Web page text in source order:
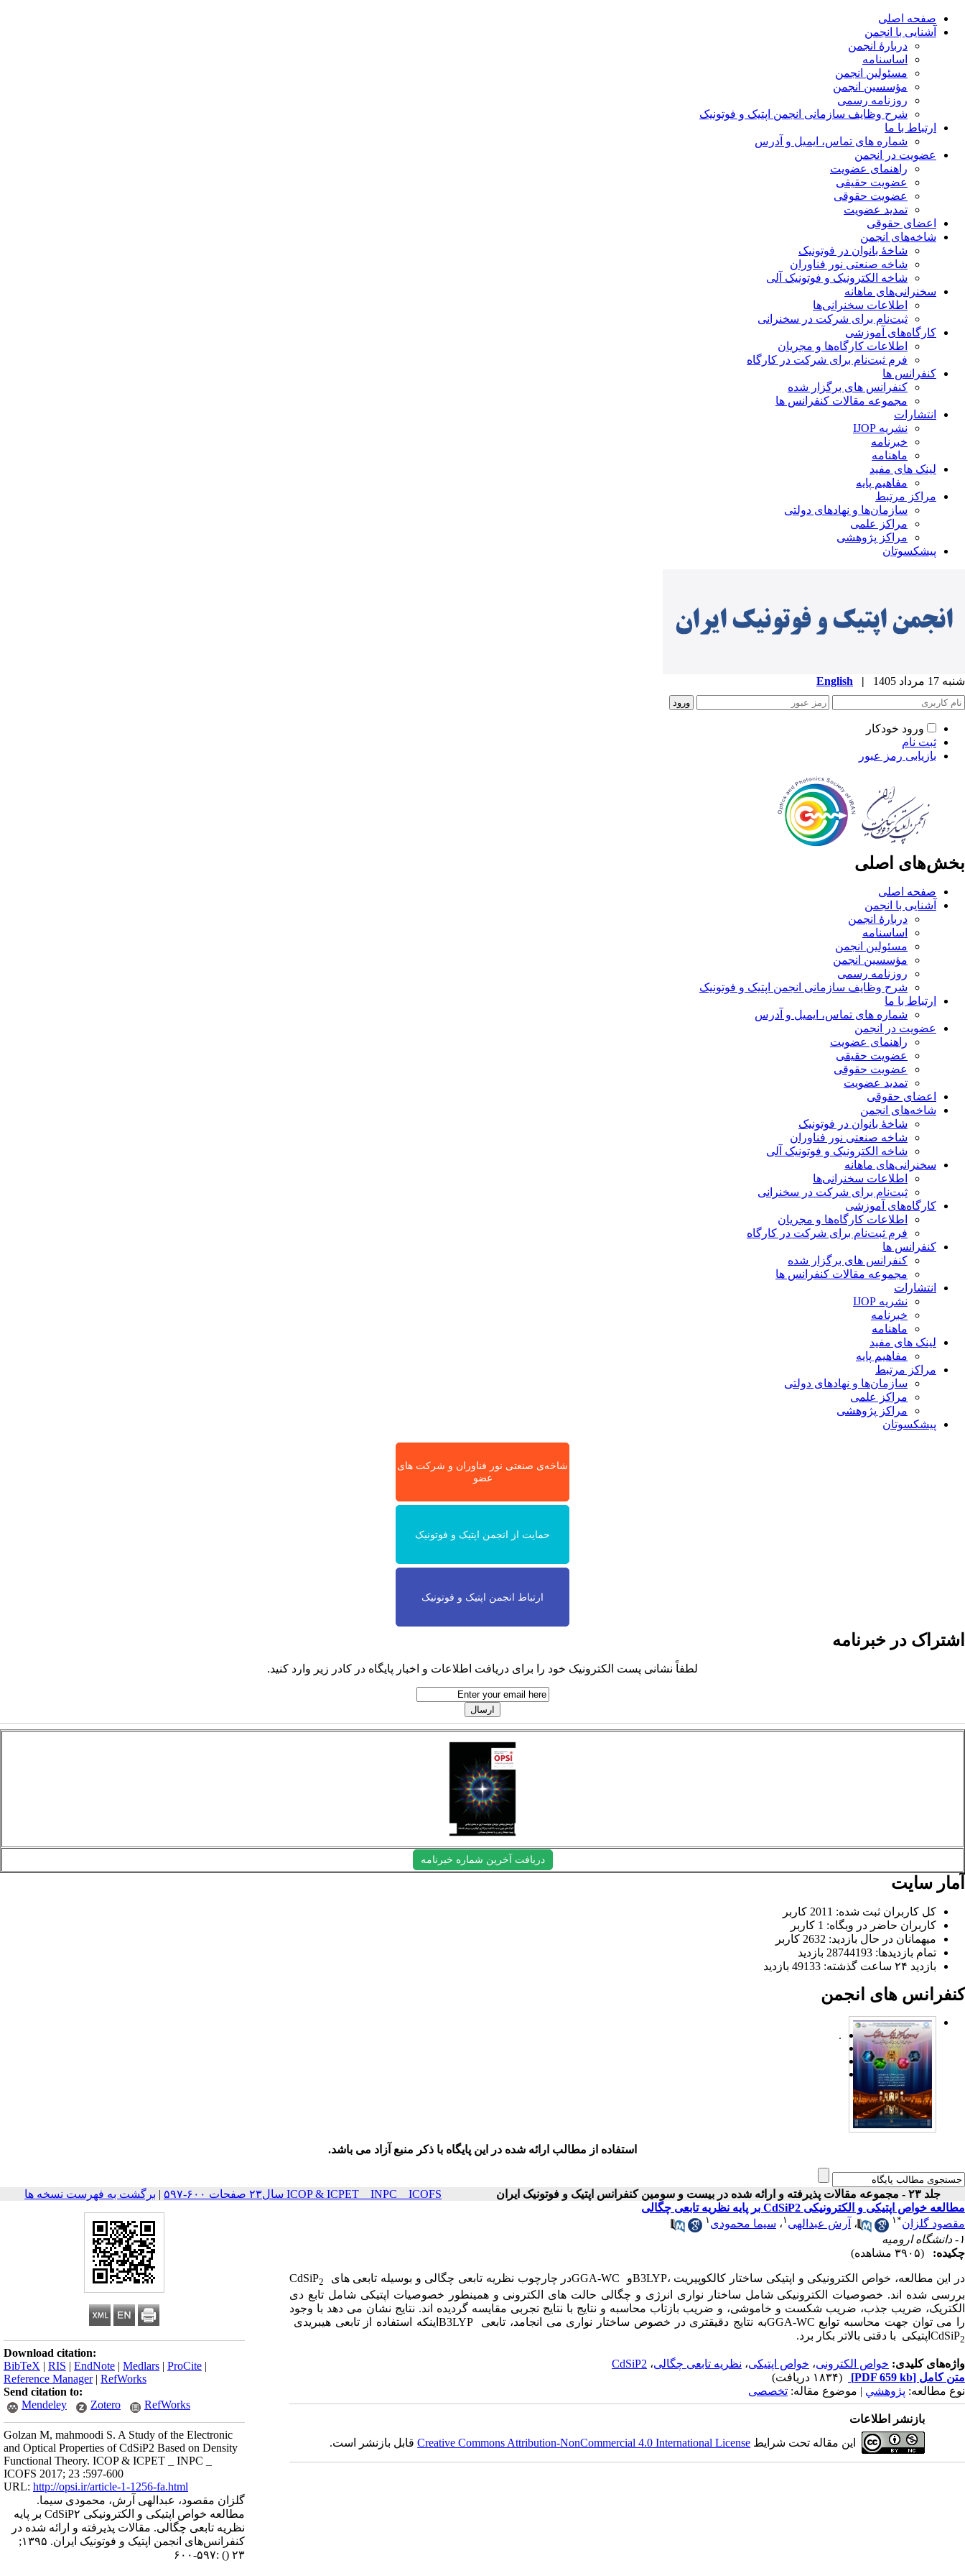
صفحه اصلی
آشنایی با انجمن
دربارۀ انجمن
اساسنامه
مسئولین انجمن
مؤسسین انجمن
روزنامه رسمی
شرح وظایف سازمانی انجمن اپتیک و فوتونیک
ارتباط با ما
شماره های تماس، ایمیل و آدرس
عضویت در انجمن
راهنمای عضویت
عضویت حقیقی
عضویت حقوقی
تمدید عضویت
اعضای حقوقی
شاخه‌های انجمن
شاخۀ بانوان در فوتونیک
شاخه صنعتی نور فناوران
شاخه‌ الکترونیک و فوتونیک آلی
سخنرانی‌های ماهانه
اطلاعات سخنرانی‌‌ها
ثبت‌نام برای شرکت در سخنرانی
کارگاه‌های آموزشی
اطلاعات کارگاه‌ها و مجریان
فرم ثبت‌نام برای شرکت در کارگاه
کنفرانس ها
کنفرانس های برگزار شده
مجموعه مقالات کنفرانس ها
انتشارات
نشریه IJOP
خبرنامه
ماهنامه
لینک های مفید
مفاهیم پایه
مراکز مرتبط
سازمان‌ها و نهادهای دولتی
مراکز علمی
مراکز پژوهشی
پیشکسوتان
شنبه 17 مرداد 1405 |
English
ورود خودکار
ثبت نام
بازیابی رمز عبور
بخش‌های اصلی
صفحه اصلی
آشنایی با انجمن
دربارۀ انجمن
اساسنامه
مسئولین انجمن
مؤسسین انجمن
روزنامه رسمی
شرح وظایف سازمانی انجمن اپتیک و فوتونیک
ارتباط با ما
شماره های تماس، ایمیل و آدرس
عضویت در انجمن
راهنمای عضویت
عضویت حقیقی
عضویت حقوقی
تمدید عضویت
اعضای حقوقی
شاخه‌های انجمن
شاخۀ بانوان در فوتونیک
شاخه صنعتی نور فناوران
شاخه‌ الکترونیک و فوتونیک آلی
سخنرانی‌های ماهانه
اطلاعات سخنرانی‌‌ها
ثبت‌نام برای شرکت در سخنرانی
کارگاه‌های آموزشی
اطلاعات کارگاه‌ها و مجریان
فرم ثبت‌نام برای شرکت در کارگاه
کنفرانس ها
کنفرانس های برگزار شده
مجموعه مقالات کنفرانس ها
انتشارات
نشریه IJOP
خبرنامه
ماهنامه
لینک های مفید
مفاهیم پایه
مراکز مرتبط
سازمان‌ها و نهادهای دولتی
مراکز علمی
مراکز پژوهشی
پیشکسوتان
شاخه‌ی صنعتی نور فناوران و شرکت های
عضو
حمایت از انجمن اپتیک و فوتونیک
ارتباط انجمن اپتیک و فوتونیک
اشتراک در خبرنامه
لطفاً نشانی پست الکترونیک خود را برای دریافت اطلاعات و اخبار پایگاه در کادر زیر وارد کنید.
دریافت آخرین شماره خبرنامه
آمار سایت
کل کاربران ثبت شده: 2011 کاربر
کاربران حاضر در وبگاه: 1 کاربر
میهمانان در حال بازدید: 2632 کاربر
تمام بازدید‌ها: 28744193 بازدید
بازدید ۲۴ ساعت گذشته: 49133 بازدید
کنفرانس های انجمن
.
استفاده از مطالب ارائه شده در این پایگاه با ذکر منبع آزاد می باشد.
جلد ۲۳ - مجموعه مقالات پذیرفته و ارائه شده در بیست و سومین کنفرانس اپتیک و فوتونیک ایران ICOP & ICPET _ INPC _ ICOFS سال۲۳ صفحات ۶۰۰-۵۹۷ | برگشت به فهرست نسخه ها
Download citation:
BibTeX | RIS | EndNote | Medlars | ProCite |
Reference Manager| RefWorks
Send citation to:
Mendeley
Zotero RefWorks
Golzan M, mahmoodi S. A Study of the Electronic
and Optical Properties of CdSiP2 Based on Density
Functional Theory. ICOP & ICPET _ INPC _
ICOFS 2017; 23 :597-600
URL: http://opsi.ir/article-1-1256-fa.html
گلزان مقصود، عبدالهی آرش، محمودی سیما.
مطالعه خواص اپتیکی و الکترونیکی CdSiP۲ بر پایه
نظریه تابعی چگالی. مقالات پذیرفته و ارائه شده در
کنفرانس‌های انجمن اپتیک و فوتونیک ایران. ۱۳۹۵;
۲۳ () :۵۹۷-۶۰۰
مطالعه خواص اپتیکی و الکترونیکی CdSiP2 بر پایه نظریه تابعی چگالی
مقصود گلزان*۱ ، آرش عبدالهی ۱ ، سیما محمودی ۱
۱- دانشگاه ارومیه
چکیده:
(۳۹۰۵ مشاهده)
در این مطالعه، خواص الکترونیکی و اپتیکی ساختار کالکوپیریت CdSiP2 در چارچوب نظریه تابعی چگالی و بوسیله تابعی هایGGA-WC وB3LYP،
بررسی شده اند. خصوصیات الکترونیکی شامل ساختار نواری انرژی و چگالی حالت های الکترونی و همینطور خصوصیات اپتیکی شامل تابع دی
الکتریک، ضریب جذب، ضریب شکست و خاموشی، و ضریب بازتاب محاسبه و نتایج با نتایج تجربی مقایسه گردیده اند. نتایج نشان می دهد با وجود
اینکه استفاده از تابعی هیبریدی B3LYP به نتایج دقیقتری در خصوص ساختار نواری می انجامد، تابعیGGA-WC را می توان جهت محاسبه توابع
اپتیکی CdSiP2 با دقتی بالاتر بکار برد.
واژه‌های کلیدی: خواص الکترونی، خواص اپتیکی، نظریه تابعی چگالی، CdSiP2
متن کامل [PDF 659 kb]
(۱۸۳۴ دریافت)
نوع مطالعه: پژوهشي | موضوع مقاله: تخصصی
بازنشر اطلاعات
این مقاله تحت شرایط Creative Commons Attribution-NonCommercial 4.0 International Licenseقابل بازنشر است.